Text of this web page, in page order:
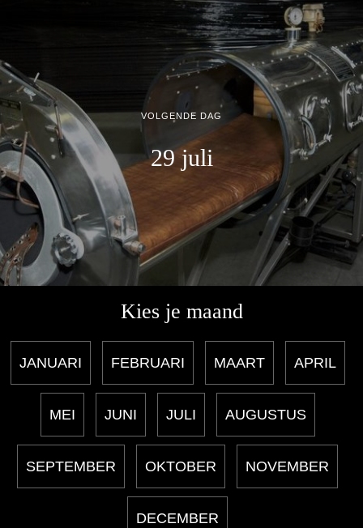
VOLGENDE DAG
29 juli
Kies je maand
JANUARI FEBRUARI MAART APRIL
MEI JUNI JULI AUGUSTUS
SEPTEMBER OKTOBER NOVEMBER
DECEMBER